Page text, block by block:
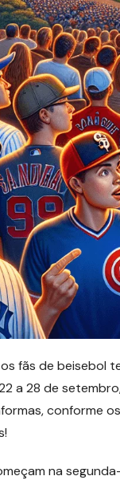
fãs de beisebol
22 a 28 de
conforme
na